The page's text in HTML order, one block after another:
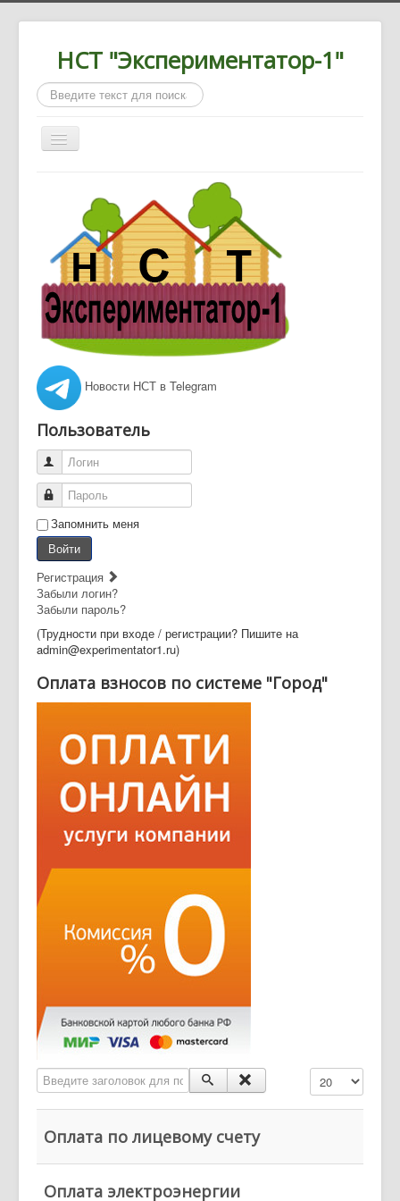
НСТ "Экспериментатор-1"
Искать...
Включить/
выключить
Новости
Документы
Контакты
Новости НСТ в Telegram
Пользователь
Логин
Пароль
Запомнить меня
Войти
Регистрация
Забыли логин?
Забыли пароль?
(Трудности при входе / регистрации? Пишите на
admin@experimentator1.ru)
Оплата взносов по системе "Город"
Введите заголовок для поиска... Кол-во строк:
Оплата по лицевому счету
Оплата электроэнергии